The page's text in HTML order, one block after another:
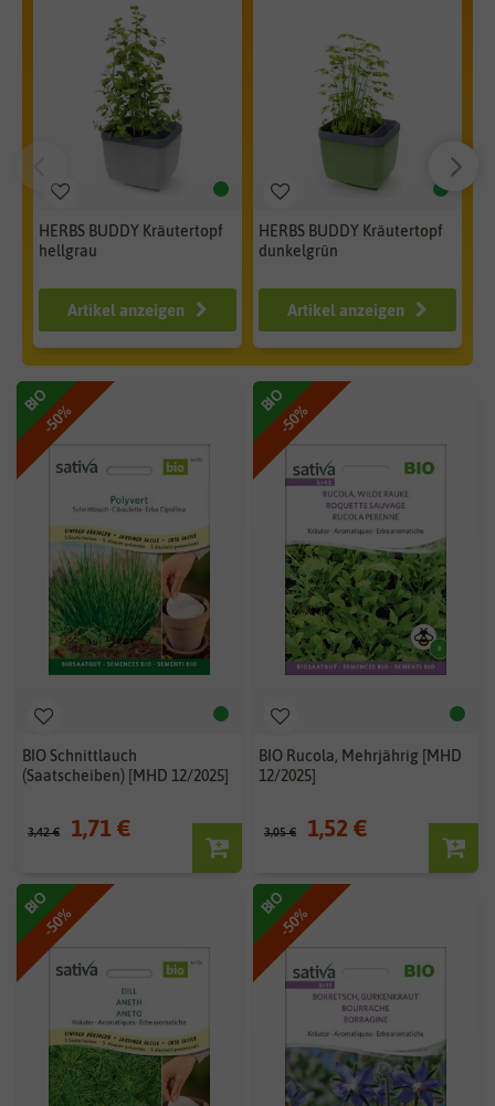
HERBS BUDDY Kräutertopf
hellgrau
ab 12,99 €
Artikel anzeigen
HERBS BUDDY Kräutertopf
dunkelgrün
ab 12,99 €
Artikel anzeigen
-50%
BIO
BIO Schnittlauch
(Saatscheiben) [MHD 12/2025]
3,42 € 1,71 €
-50%
BIO
BIO Rucola, Mehrjährig [MHD
12/2025]
3,05 € 1,52 €
-50%
BIO
-50%
BIO